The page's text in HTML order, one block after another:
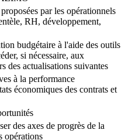
par les opérationnels
RH, développement,
budgétaire à l'aide des outils
si nécessaire, aux
des actualisations suivantes
à la performance
économiques des contrats et
des axes de progrès de la
opérations